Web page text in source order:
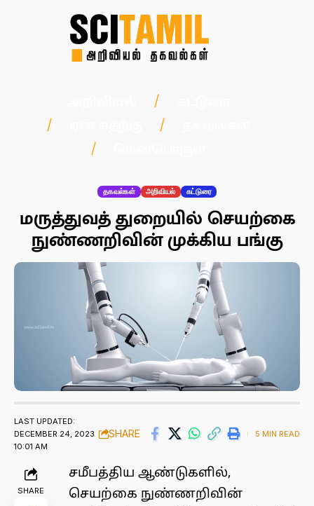
தகவல்கள் அறிவியல் கட்டுரை
மருத்துவத் துறையில் செயற்கை
நுண்ணறிவின் முக்கிய பங்கு
LAST UPDATED:
DECEMBER 24, 2023
10:01 AM
SHARE 5 MIN READ
SHARE
சமீபத்திய ஆண்டுகளில்,
செயற்கை நுண்ணறிவின்